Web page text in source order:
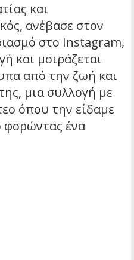
και
ανέβασε στον
στο Instagram,
και μοιράζεται
από την ζωή και
μια συλλογή με
όπου την είδαμε
φορώντας ένα